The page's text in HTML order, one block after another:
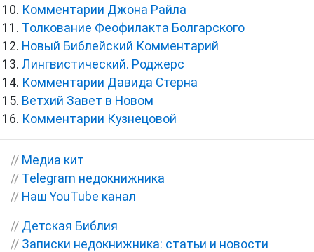
Комментарии Джона Райла
Толкование Феофилакта Болгарского
Новый Библейский Комментарий
Лингвистический. Роджерс
Комментарии Давида Стерна
Ветхий Завет в Новом
Комментарии Кузнецовой
// Медиа кит
// Telegram недокнижника
// Наш YouTube канал
// Детская Библия
// Записки недокнижника: статьи и новости